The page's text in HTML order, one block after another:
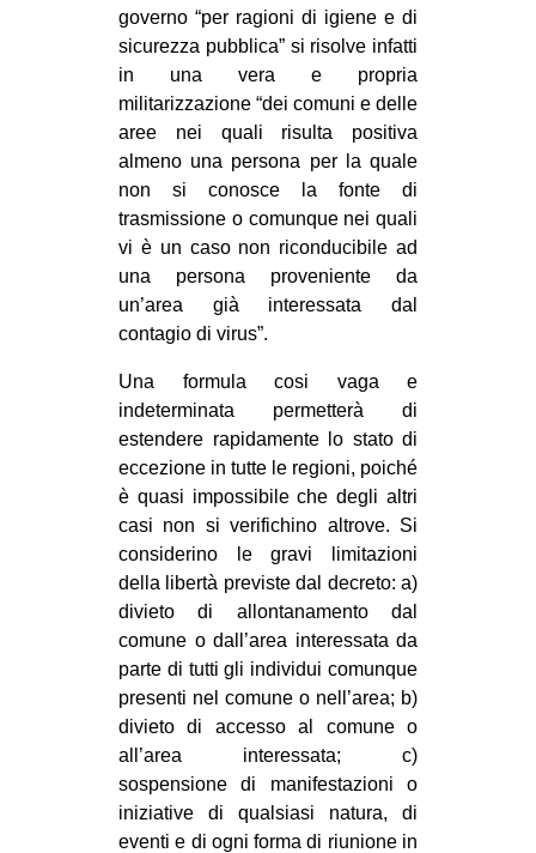
bsky
SEARCH
governo “per ragioni di igiene e di
sicurezza pubblica” si risolve infatti
in una vera e propria
militarizzazione “dei comuni e delle
aree nei quali risulta positiva
almeno una persona per la quale
non si conosce la fonte di
trasmissione o comunque nei quali
vi è un caso non riconducibile ad
una persona proveniente da
un’area già interessata dal
contagio di virus”.
Una formula cosi vaga e
indeterminata permetterà di
estendere rapidamente lo stato di
eccezione in tutte le regioni, poiché
è quasi impossibile che degli altri
casi non si verifichino altrove. Si
considerino le gravi limitazioni
della libertà previste dal decreto: a)
divieto di allontanamento dal
comune o dall’area interessata da
parte di tutti gli individui comunque
presenti nel comune o nell’area; b)
divieto di accesso al comune o
all’area interessata; c)
sospensione di manifestazioni o
iniziative di qualsiasi natura, di
eventi e di ogni forma di riunione in